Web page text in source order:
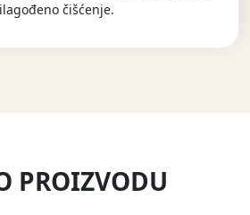
čišćenje.
PROIZVODU